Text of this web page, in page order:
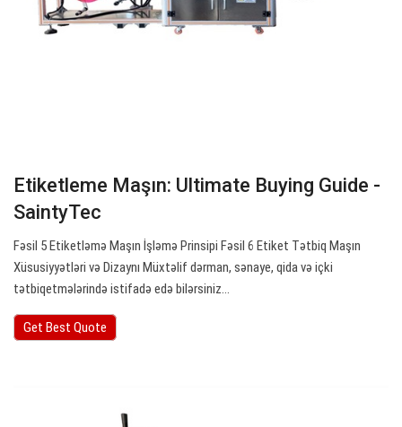
Etiketleme Maşın: Ultimate Buying Guide -
SaintyTec
Fəsil 5 Etiketləmə Maşın İşləmə Prinsipi Fəsil 6 Etiket Tətbiq Maşın
Xüsusiyyətləri və Dizaynı Müxtəlif dərman, sənaye, qida və içki
tətbiqetmələrində istifadə edə bilərsiniz…
Get Best Quote